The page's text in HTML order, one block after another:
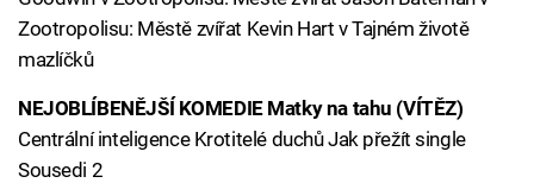
Zootropolisu: Městě zvířat Kevin Hart v Tajném životě
mazlíčků
NEJOBLÍBENĚJŠÍ KOMEDIE Matky na tahu (VÍTĚZ)
Centrální inteligence Krotitelé duchů Jak přežít single
Sousedi 2